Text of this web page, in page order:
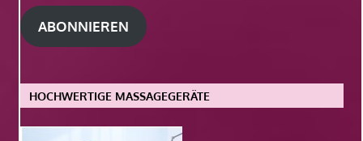
Adresse
ABONNIEREN
HOCHWERTIGE MASSAGEGERÄTE